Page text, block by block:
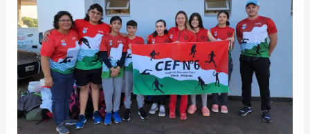
los
primeros
obereños
clasificados
a
la
Final
Nacional